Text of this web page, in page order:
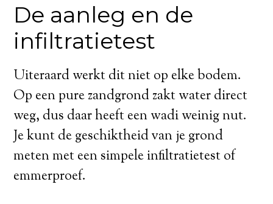
De aanleg en de
infiltratietest
Uiteraard werkt dit niet op elke bodem.
Op een pure zandgrond zakt water direct
weg, dus daar heeft een wadi weinig nut.
Je kunt de geschiktheid van je grond
meten met een simpele infiltratietest of
emmerproef.